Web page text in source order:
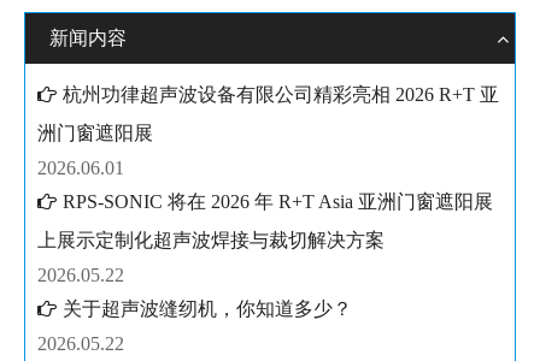
展会
联系我们
新闻内容
杭州功律超声波设备有限公司精彩亮相 2026 R+T 亚
洲门窗遮阳展
2026.06.01
RPS-SONIC 将在 2026 年 R+T Asia 亚洲门窗遮阳展
上展示定制化超声波焊接与裁切解决方案
2026.05.22
关于超声波缝纫机，你知道多少？
2026.05.22